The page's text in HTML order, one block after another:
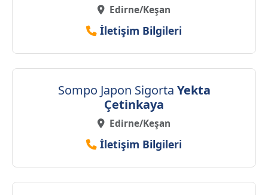
Edirne/Keşan
İletişim Bilgileri
Sompo Japon Sigorta Yekta
Çetinkaya
Edirne/Keşan
İletişim Bilgileri